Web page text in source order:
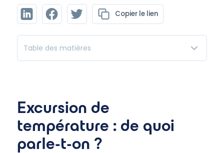
Excursion de
température : de quoi
parle-t-on ?
Copier le lien
Table des matières